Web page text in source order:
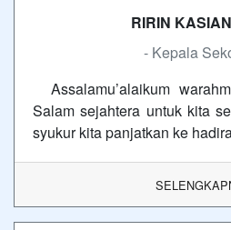
RIRIN
- Kepala
Assalamu’alaikum
Salam sejahtera untuk kita
syukur kita panjatkan ke